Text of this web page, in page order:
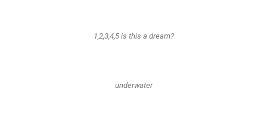
1,2,3,4,5 is this a dream?
underwater